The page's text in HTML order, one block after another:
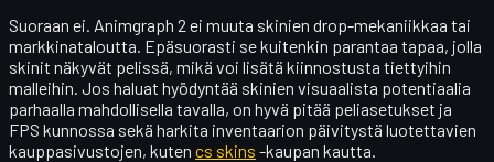
Suoraan ei. Animgraph 2 ei muuta skinien drop-mekaniikkaa tai
markkinataloutta. Epäsuorasti se kuitenkin parantaa tapaa, jolla
skinit näkyvät pelissä, mikä voi lisätä kiinnostusta tiettyihin
malleihin. Jos haluat hyödyntää skinien visuaalista potentiaalia
parhaalla mahdollisella tavalla, on hyvä pitää peliasetukset ja
FPS kunnossa sekä harkita inventaarion päivitystä luotettavien
kauppasivustojen, kuten cs skins -kaupan kautta.